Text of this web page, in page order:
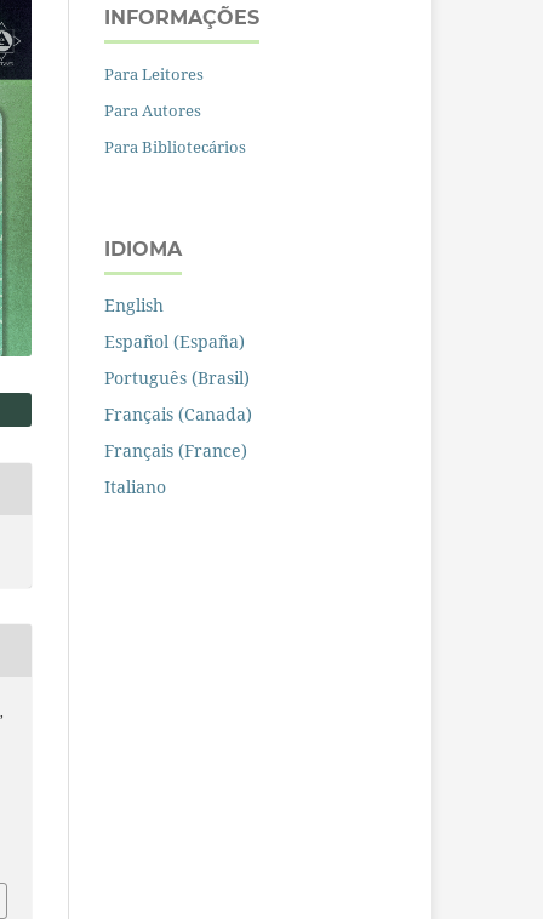
INFORMAÇÕES
Para Leitores
Para Autores
Para Bibliotecários
IDIOMA
English
Español (España)
Português (Brasil)
Français (Canada)
Français (France)
Italiano